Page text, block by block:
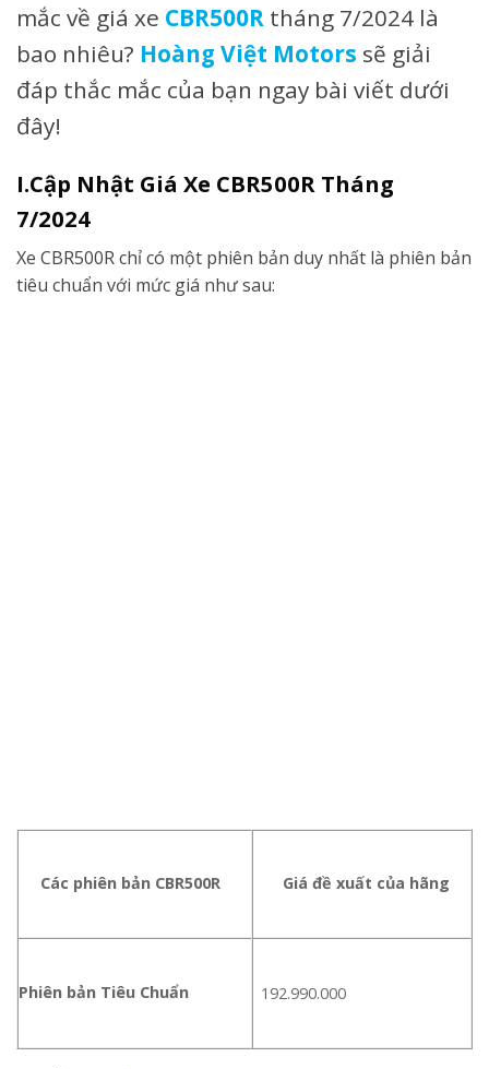
mắc về giá xe CBR500R tháng 7/2024 là
bao nhiêu? Hoàng Việt Motors sẽ giải
đáp thắc mắc của bạn ngay bài viết dưới
đây!
I.Cập Nhật Giá Xe CBR500R Tháng
7/2024
Xe CBR500R chỉ có một phiên bản duy nhất là phiên bản
tiêu chuẩn với mức giá như sau:
Các phiên bản CBR500R Giá đề xuất của hãng
Phiên bản Tiêu Chuẩn 192.990.000